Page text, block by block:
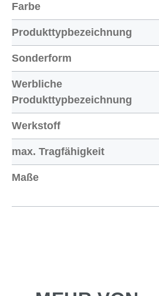
Farbe
Produkttypbezeichnung
Sonderform
Werbliche
Produkttypbezeichnung
Werkstoff
max. Tragfähigkeit
Maße